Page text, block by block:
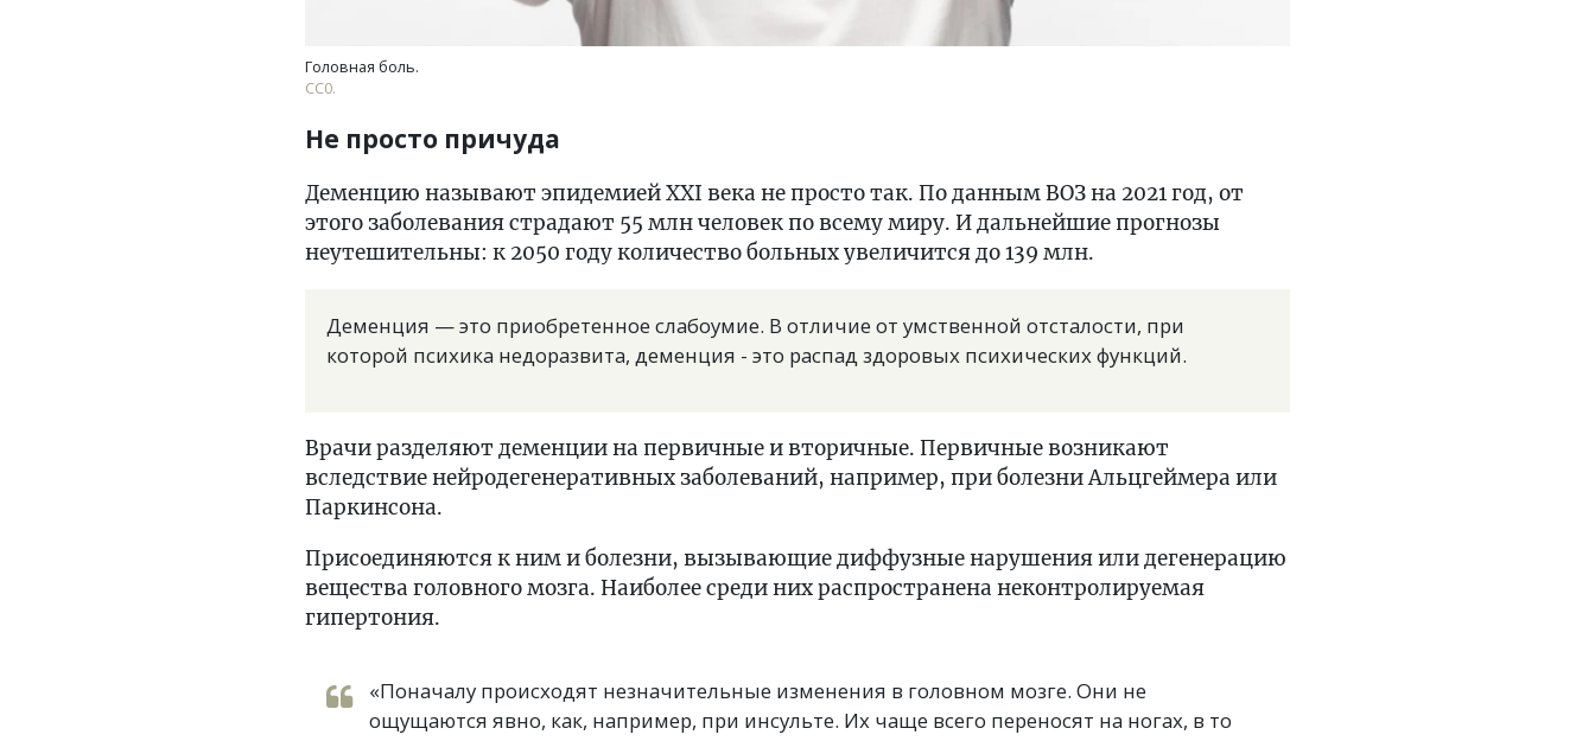
Головная боль.
СС0.
Не просто причуда
Деменцию называют эпидемией XXI века не просто так. По данным ВОЗ на 2021 год, от
этого заболевания страдают 55 млн человек по всему миру. И дальнейшие прогнозы
неутешительны: к 2050 году количество больных увеличится до 139 млн.
Деменция — это приобретенное слабоумие. В отличие от умственной отсталости, при
которой психика недоразвита, деменция - это распад здоровых психических функций.
Врачи разделяют деменции на первичные и вторичные. Первичные возникают
вследствие нейродегенеративных заболеваний, например, при болезни Альцгеймера или
Паркинсона.
Присоединяются к ним и болезни, вызывающие диффузные нарушения или дегенерацию
вещества головного мозга. Наиболее среди них распространена неконтролируемая
гипертония.
«Поначалу происходят незначительные изменения в головном мозге. Они не
ощущаются явно, как, например, при инсульте. Их чаще всего переносят на ногах, в то